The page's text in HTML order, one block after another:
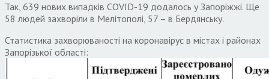
Так, 639 нових випадків COVID-19 додалось у Запоріжжі. Ще
58 людей захворіли в Мелітополі, 57 – в Бердянську.
Статистика захворюваності на коронавірус в містах і районах
Запорізької області: